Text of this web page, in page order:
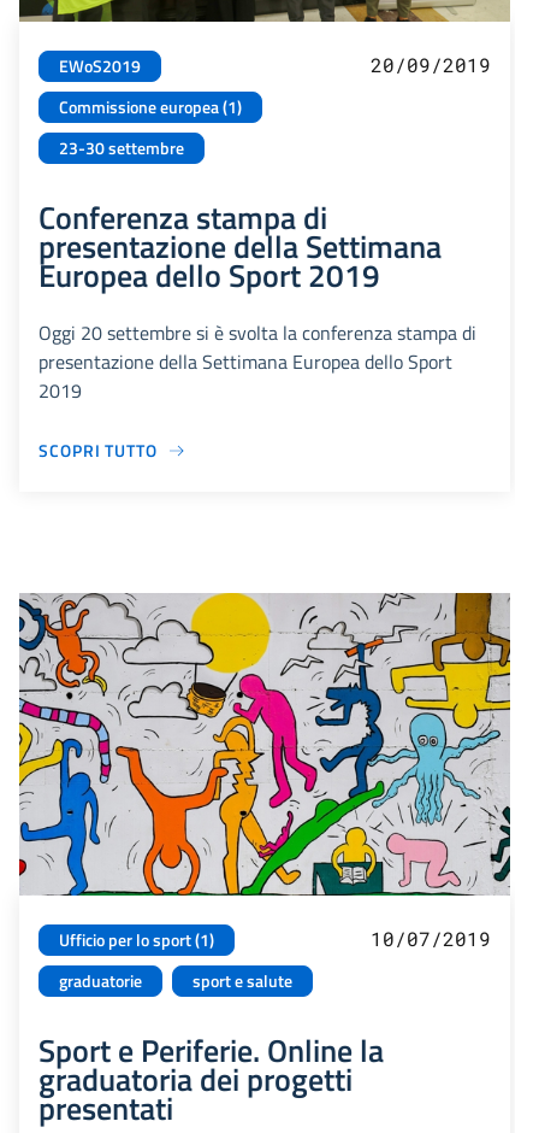
EWoS2019
Commissione europea (1)
23-30 settembre
20/09/2019
Conferenza stampa di
presentazione della Settimana
Europea dello Sport 2019
Oggi 20 settembre si è svolta la conferenza stampa di
presentazione della Settimana Europea dello Sport
2019
SCOPRI TUTTO
Ufficio per lo sport (1)
graduatorie
sport e salute
10/07/2019
Sport e Periferie. Online la
graduatoria dei progetti
presentati